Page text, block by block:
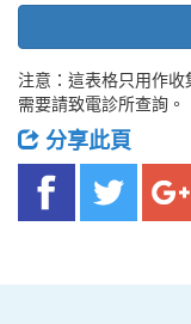
注意：這表格只用作
需要請致電診所查詢。
分享此頁